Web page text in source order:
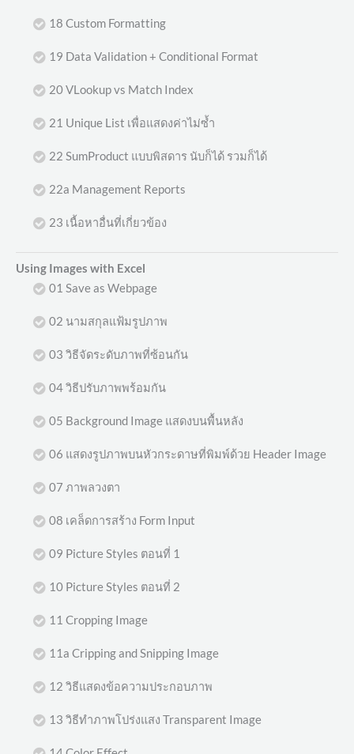
18 Custom Formatting
19 Data Validation + Conditional Format
20 VLookup vs Match Index
21 Unique List เพื่อแสดงค่าไม่ซ้ำ
22 SumProduct แบบพิสดาร นับก็ได้ รวมก็ได้
22a Management Reports
23 เนื้อหาอื่นที่เกี่ยวข้อง
Using Images with Excel
01 Save as Webpage
02 นามสกุลแฟ้มรูปภาพ
03 วิธีจัดระดับภาพที่ซ้อนกัน
04 วิธีปรับภาพพร้อมกัน
05 Background Image แสดงบนพื้นหลัง
06 แสดงรูปภาพบนหัวกระดาษที่พิมพ์ด้วย Header Image
07 ภาพลวงตา
08 เคล็ดการสร้าง Form Input
09 Picture Styles ตอนที่ 1
10 Picture Styles ตอนที่ 2
11 Cropping Image
11a Cripping and Snipping Image
12 วิธีแสดงข้อความประกอบภาพ
13 วิธีทำภาพโปร่งแสง Transparent Image